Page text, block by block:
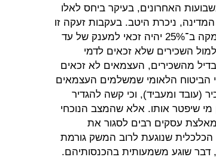
האחרונים, בעיקר ביחס לאלו
ניכרת היטב. בעקבות זעקה זו
שודרג המענק כך שכל עצמאי שהכנסתו הצטמקה ב־25% יהיה זכאי למענק של עד
למול השכירים שלא זכאים לדמי
מהשכירים, העצמאים לא זכאים
הביטוח הלאומי שמשלמים העצמאים
(עובד ומעביד), וכי קשה להגדיר
מי שיפטר אותו. אלא שהמצב הנוכחי
מאלצת עסקים רבים לסגור את
שנוגעת לרוב המשק גורמת
דבר שוגע משמעותית בהכנסותיהם.